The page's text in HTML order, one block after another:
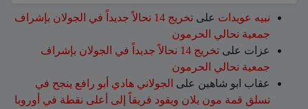
نبيه عويدات على
تخريج 14 نحالاً جديداً في الجولان بإشراف
جمعية نحالي الحرمون
عزات على
تخريج 14 نحالاً جديداً في الجولان بإشراف
جمعية نحالي الحرمون
عقاب ابو شاهين على الجولاني هادي أبو رافع ينجح في
تسلق قمة مون بلان ويقود فريقاً إلى أعلى نقطة في أوروبا